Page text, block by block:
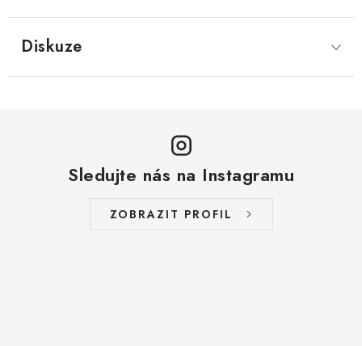
Diskuze
Sledujte nás na Instagramu
ZOBRAZIT PROFIL